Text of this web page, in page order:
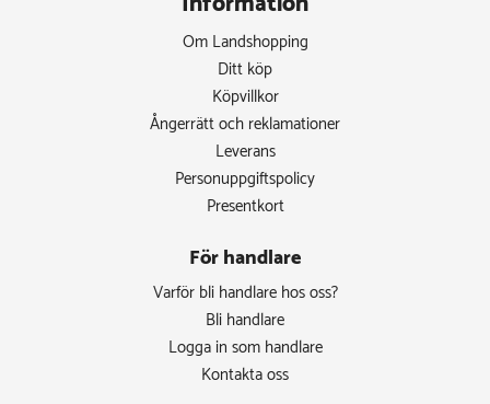
Om Landshopping
Ditt köp
Köpvillkor
Ångerrätt och reklamationer
Leverans
Personuppgiftspolicy
Presentkort
För handlare
Varför bli handlare hos oss?
Bli handlare
Logga in som handlare
Kontakta oss